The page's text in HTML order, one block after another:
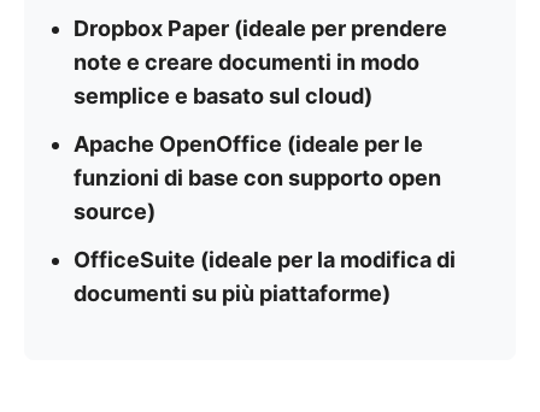
Dropbox Paper (ideale per prendere
note e creare documenti in modo
semplice e basato sul cloud)
Apache OpenOffice (ideale per le
funzioni di base con supporto open
source)
OfficeSuite (ideale per la modifica di
documenti su più piattaforme)